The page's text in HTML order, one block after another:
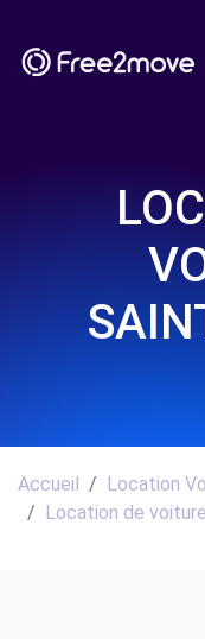
Accueil
Location
Location de